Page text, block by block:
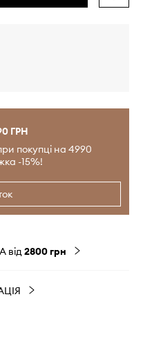
ГРН
покупці на 4990
-15%!
від2800 грн